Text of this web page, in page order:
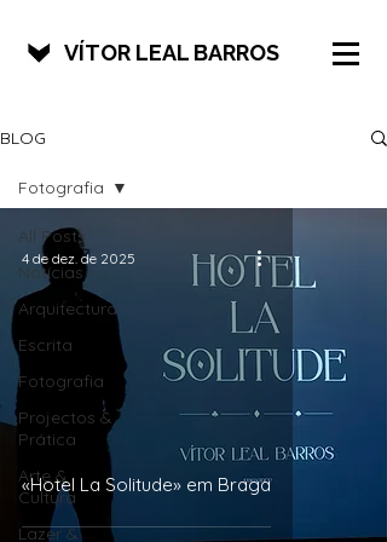
VÍTOR LEAL BARROS
BLOG
All Posts
Notícias
Arquitectura
Escrita
Fotografia
Projectos &
Prática
Arte &
Cultura
Lazer &
Fotografia
«Hotel La Solitude» em Braga
4 de dez. de 2025